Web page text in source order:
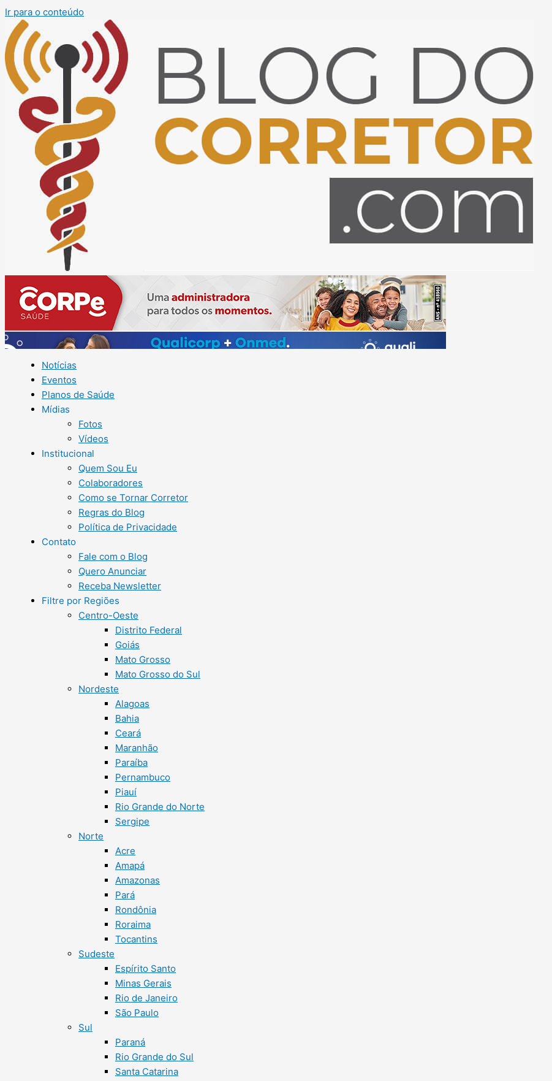
Ir para o conteúdo
Notícias
Eventos
Planos de Saúde
Mídias
Fotos
Vídeos
Institucional
Quem Sou Eu
Colaboradores
Como se Tornar Corretor
Regras do Blog
Política de Privacidade
Contato
Fale com o Blog
Quero Anunciar
Receba Newsletter
Filtre por Regiões
Centro-Oeste
Distrito Federal
Goiás
Mato Grosso
Mato Grosso do Sul
Nordeste
Alagoas
Bahia
Ceará
Maranhão
Paraíba
Pernambuco
Piauí
Rio Grande do Norte
Sergipe
Norte
Acre
Amapá
Amazonas
Pará
Rondônia
Roraima
Tocantins
Sudeste
Espírito Santo
Minas Gerais
Rio de Janeiro
São Paulo
Sul
Paraná
Rio Grande do Sul
Santa Catarina